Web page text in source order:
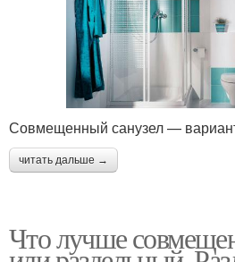
Совмещенный санузел —
читать дальше →
Что лучше